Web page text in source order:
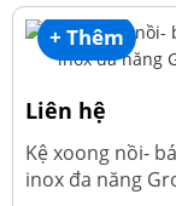
+ Thêm
Liên hệ
Kệ xoong nồi-
inox đa năng